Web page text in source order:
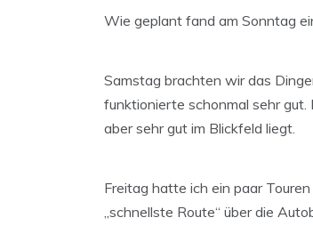
Wie geplant fand am Sonntag
Samstag brachten wir das
funktionierte schonmal sehr
aber sehr gut im Blickfeld liegt.
Freitag hatte ich ein paar
„schnellste Route“ über die